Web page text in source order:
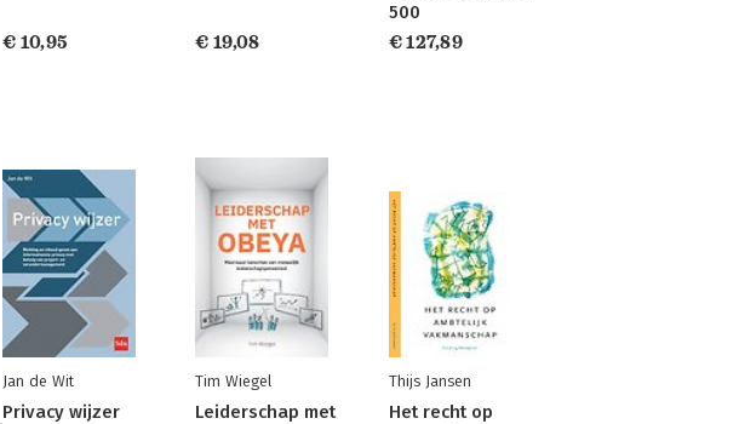
€ 10,95 € 19,08
500
€ 127,89
Jan de Wit
Privacy wijzer
Tim Wiegel
Leiderschap met
Thijs Jansen
Het recht op